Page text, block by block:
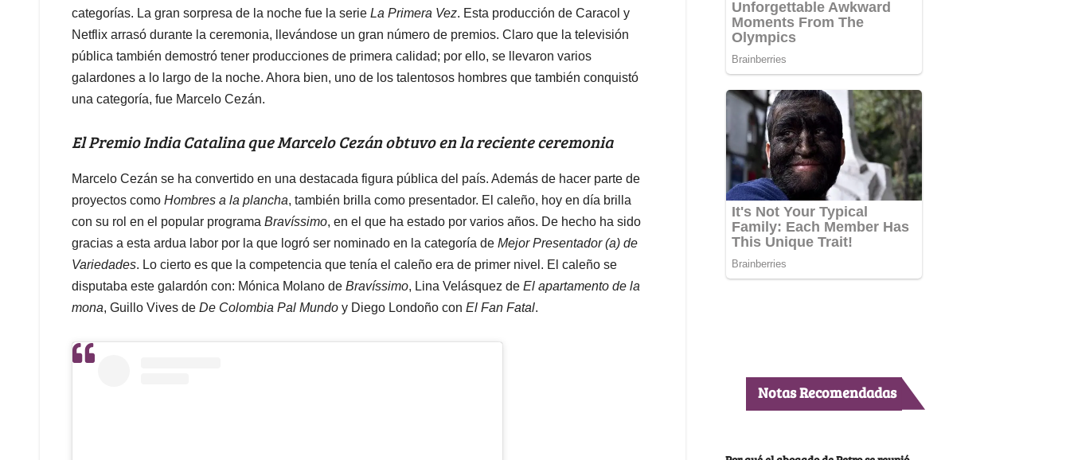
p
k
n
categorías. La gran sorpresa de la noche fue la serie La Primera Vez. Esta producción de Caracol y
Netflix arrasó durante la ceremonia, llevándose un gran número de premios. Claro que la televisión
pública también demostró tener producciones de primera calidad; por ello, se llevaron varios
galardones a lo largo de la noche. Ahora bien, uno de los talentosos hombres que también conquistó
una categoría, fue Marcelo Cezán.
El Premio India Catalina que Marcelo Cezán obtuvo en la reciente ceremonia
Marcelo Cezán se ha convertido en una destacada figura pública del país. Además de hacer parte de
proyectos como Hombres a la plancha, también brilla como presentador. El caleño, hoy en día brilla
con su rol en el popular programa Bravíssimo, en el que ha estado por varios años. De hecho ha sido
gracias a esta ardua labor por la que logró ser nominado en la categoría de Mejor Presentador (a) de
Variedades. Lo cierto es que la competencia que tenía el caleño era de primer nivel. El caleño se
disputaba este galardón con: Mónica Molano de Bravíssimo, Lina Velásquez de El apartamento de la
mona, Guillo Vives de De Colombia Pal Mundo y Diego Londoño con El Fan Fatal.
Notas Recomendadas